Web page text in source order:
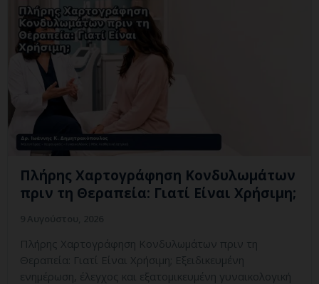
Πλήρης Χαρτογράφηση Κονδυλωμάτων
πριν τη Θεραπεία: Γιατί Είναι Χρήσιμη;
Πλήρης Χαρτογράφηση Κονδυλωμάτων πριν τη
Θεραπεία: Γιατί Είναι Χρήσιμη; Εξειδικευμένη
ενημέρωση, έλεγχος και εξατομικευμένη γυναικολογική